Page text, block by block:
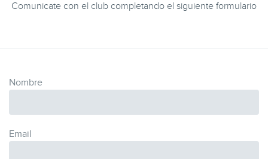
Comunicate con el club completando el siguiente formulario
Nombre
Email